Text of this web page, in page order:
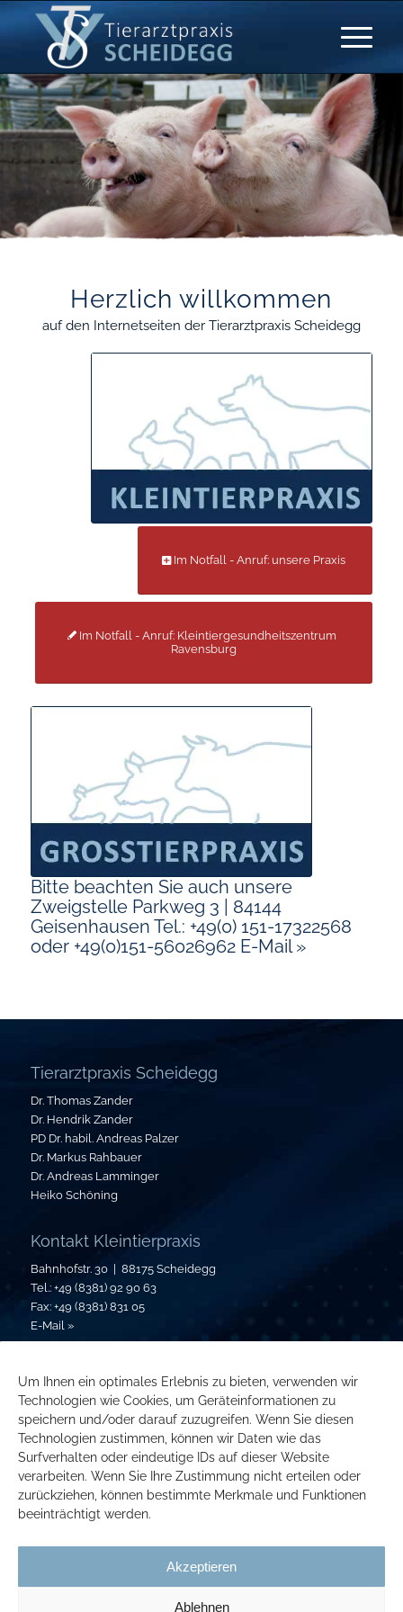
Um Ihnen ein optimales Erlebnis zu bieten, verwenden wir
Technologien wie Cookies, um Geräteinformationen zu
speichern und/oder darauf zuzugreifen. Wenn Sie diesen
Technologien zustimmen, können wir Daten wie das
Surfverhalten oder eindeutige IDs auf dieser Website
verarbeiten. Wenn Sie Ihre Zustimmung nicht erteilen oder
zurückziehen, können bestimmte Merkmale und Funktionen
beeinträchtigt werden.
Akzeptieren
Ablehnen
Herzlich willkommen
auf den Internetseiten der Tierarztpraxis Scheidegg
Im Notfall - Anruf: unsere Praxis
Im Notfall - Anruf: Kleintiergesundheitszentrum
Ravensburg
Bitte beachten Sie auch unsere
Zweigstelle Parkweg 3 | 84144
Geisenhausen Tel.: +49(0) 151-17322568
oder +49(0)151-56026962 E-Mail »
Tierarztpraxis Scheidegg
Dr. Thomas Zander
Dr. Hendrik Zander
PD Dr. habil. Andreas Palzer
Dr. Markus Rahbauer
Dr. Andreas Lamminger
Heiko Schöning
Kontakt Kleintierpraxis
Bahnhofstr. 30 | 88175 Scheidegg
Tel.: +49 (8381) 92 90 63
Fax: +49 (8381) 831 05
E-Mail »
Kontakt Großtierpraxis
Bahnhofstr. 30 | 88175 Scheidegg
Tel.: +49 (8381) 25 72
Fax: +49 (8381) 831 05
E-Mail »
Zweigstelle
Parkweg 3 | 84144 Geisenhausen